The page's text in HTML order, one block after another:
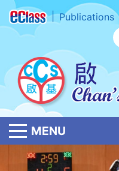
Publications
MENU